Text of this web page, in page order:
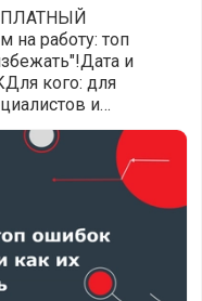
на работу: топ
и
кого: для
и
и как их